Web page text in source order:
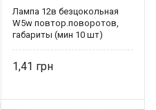
Лампа 12в безцокольная
W5w повтор.поворотов,
габариты (мин 10 шт)
1,41